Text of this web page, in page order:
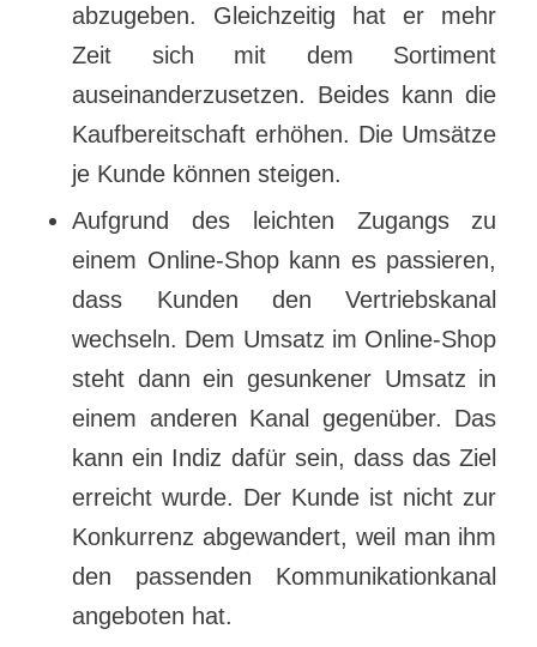
abzugeben. Gleichzeitig hat er mehr
Zeit sich mit dem Sortiment
auseinanderzusetzen. Beides kann die
Kaufbereitschaft erhöhen. Die Umsätze
je Kunde können steigen.
Aufgrund des leichten Zugangs zu
einem Online-Shop kann es passieren,
dass Kunden den Vertriebskanal
wechseln. Dem Umsatz im Online-Shop
steht dann ein gesunkener Umsatz in
einem anderen Kanal gegenüber. Das
kann ein Indiz dafür sein, dass das Ziel
erreicht wurde. Der Kunde ist nicht zur
Konkurrenz abgewandert, weil man ihm
den passenden Kommunikationkanal
angeboten hat.